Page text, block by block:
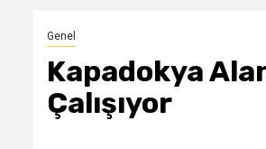
Genel
Kapadokya
Çalışıyor